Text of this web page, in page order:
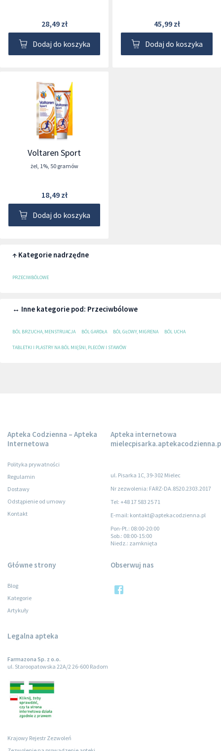
28,49 zł
Dodaj do koszyka
45,99 zł
Dodaj do koszyka
Voltaren Sport
żel, 1%, 50 gramów
18,49 zł
Dodaj do koszyka
↑ Kategorie nadrzędne
PRZECIWBÓLOWE
↔ Inne kategorie pod: Przeciwbólowe
BÓL BRZUCHA, MENSTRUACJA BÓL GARDŁA BÓL GŁOWY, MIGRENA BÓL UCHA
TABLETKI I PLASTRY NA BÓL MIĘŚNI, PLECÓW I STAWÓW
Apteka Codzienna – Apteka
Internetowa
Polityka prywatności
Regulamin
Dostawy
Odstąpienie od umowy
Kontakt
Apteka internetowa
ul. Pisarka 1C, 39-302 Mielec
Nr zezwolenia: FARZ-DA.8520.2303.2017
Tel: +48 17 583 25 71
E-mail: kontakt@aptekacodzienna.pl
Pon-Pt.: 08:00-20:00
Sob.: 08:00-15:00
Niedz.: zamknięta
Główne strony
Blog
Kategorie
Artykuły
Legalna apteka
Farmazona Sp. z o.o.
ul. Staroopatowska 22A/2 26-600 Radom
Krajowy Rejestr Zezwoleń
Obserwuj nas